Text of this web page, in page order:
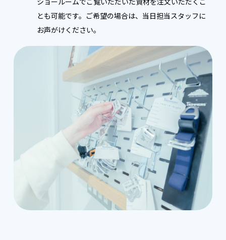
とも可能です。ご希望の場合は、当日担当スタッフに
お声がけください。